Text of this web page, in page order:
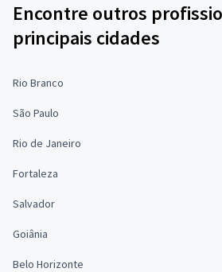
Encontre outros
principais cidades
Rio Branco
São Paulo
Rio de Janeiro
Fortaleza
Salvador
Goiânia
Belo Horizonte